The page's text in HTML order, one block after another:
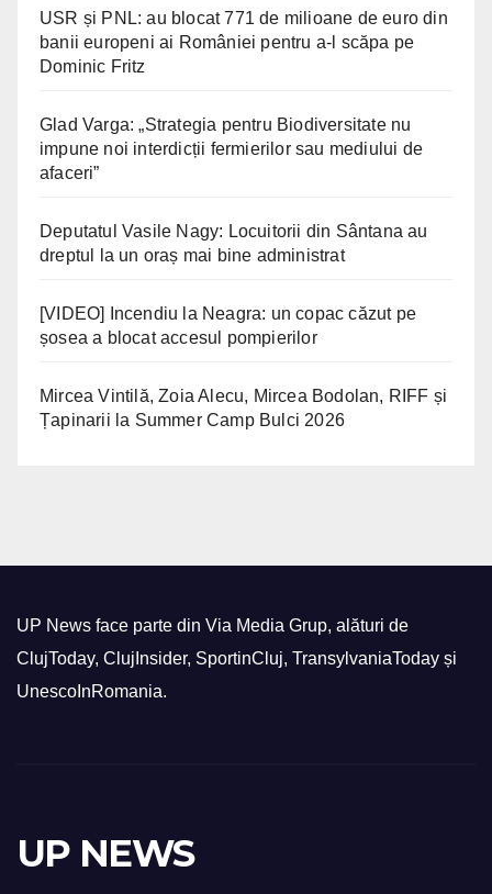
USR și PNL: au blocat 771 de milioane de euro din
banii europeni ai României pentru a-l scăpa pe
Dominic Fritz
Glad Varga: „Strategia pentru Biodiversitate nu
impune noi interdicții fermierilor sau mediului de
afaceri”
Deputatul Vasile Nagy: Locuitorii din Sântana au
dreptul la un oraș mai bine administrat
[VIDEO] Incendiu la Neagra: un copac căzut pe
șosea a blocat accesul pompierilor
Mircea Vintilă, Zoia Alecu, Mircea Bodolan, RIFF și
Țapinarii la Summer Camp Bulci 2026
UP News face parte din Via Media Grup, alături de
ClujToday, ClujInsider, SportinCluj, TransylvaniaToday și
UnescoInRomania.
UP NEWS